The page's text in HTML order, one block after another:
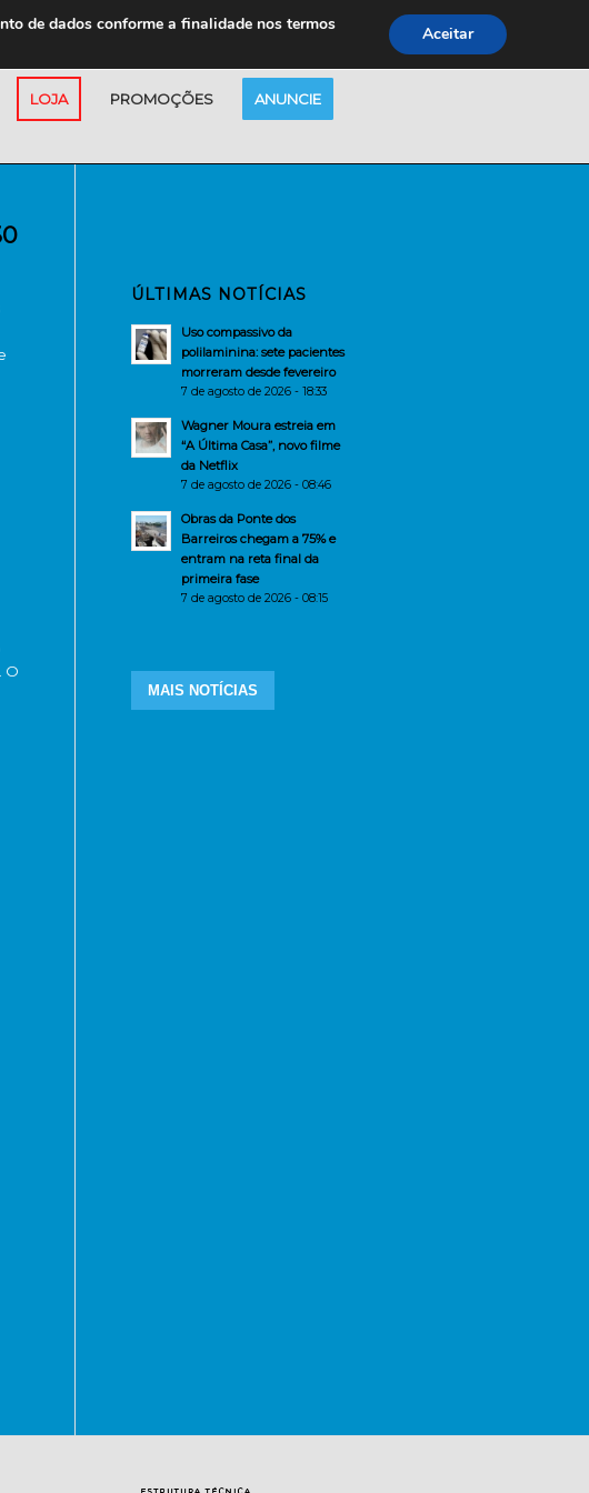
LOJA PROMOÇÕES ANUNCIE
O
ÚLTIMAS NOTÍCIAS
Uso compassivo da
polilaminina: sete pacientes
morreram desde fevereiro
7 de agosto de 2026 - 18:33
Wagner Moura estreia em
“A Última Casa”, novo filme
da Netflix
7 de agosto de 2026 - 08:46
Obras da Ponte dos
Barreiros chegam a 75% e
entram na reta final da
primeira fase
7 de agosto de 2026 - 08:15
MAIS NOTÍCIAS
de dados conforme a finalidade nos termos
Aceitar